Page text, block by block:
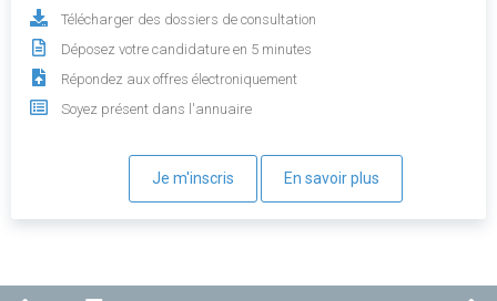
Télécharger des dossiers de consultation
Déposez votre candidature en 5 minutes
Répondez aux offres électroniquement
Soyez présent dans l'annuaire
Je m'inscris En savoir plus